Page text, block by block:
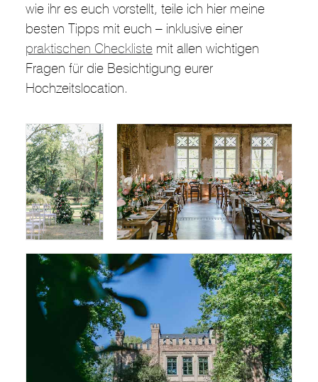
wie ihr es euch vorstellt, teile ich hier meine
besten Tipps mit euch – inklusive einer
praktischen Checkliste mit allen wichtigen
Fragen für die Besichtigung eurer
Hochzeitslocation.